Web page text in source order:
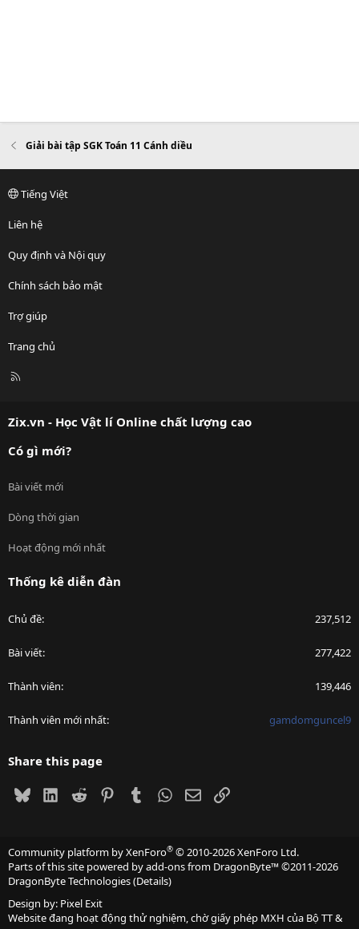
Giải bài tập SGK Toán 11 Cánh diều
Tiếng Việt
Liên hệ
Quy định và Nội quy
Chính sách bảo mật
Trợ giúp
Trang chủ
R
Zix.vn - Học Vật lí Online chất lượng cao
Có gì mới?
Bài viết mới
Dòng thời gian
Hoạt động mới nhất
Thống kê diễn đàn
Chủ đề 237,512
Bài viết 277,422
Thành viên 139,446
Thành viên mới nhất gamdomguncel9
Share this page
BlueskyLinkedIn
Reddit PinterestTumblrWhatsApp
EmailLink
Community platform by XenForo® © 2010-2026 XenForo Ltd.
Parts of this site powered byadd-ons from DragonByte™©2011-2026
DragonByte Technologies(Details)
Design by: Pixel Exit
Website đang hoạt động thử nghiệm, chờ giấy phép MXH của Bộ TT &